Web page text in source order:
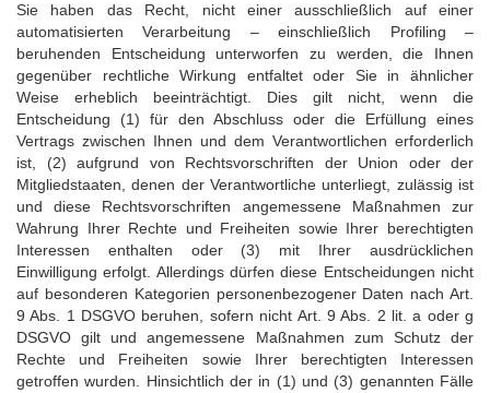
Sie haben das Recht, nicht einer ausschließlich auf einer
automatisierten Verarbeitung – einschließlich Profiling –
beruhenden Entscheidung unterworfen zu werden, die Ihnen
gegenüber rechtliche Wirkung entfaltet oder Sie in ähnlicher
Weise erheblich beeinträchtigt. Dies gilt nicht, wenn die
Entscheidung (1) für den Abschluss oder die Erfüllung eines
Vertrags zwischen Ihnen und dem Verantwortlichen erforderlich
ist, (2) aufgrund von Rechtsvorschriften der Union oder der
Mitgliedstaaten, denen der Verantwortliche unterliegt, zulässig ist
und diese Rechtsvorschriften angemessene Maßnahmen zur
Wahrung Ihrer Rechte und Freiheiten sowie Ihrer berechtigten
Interessen enthalten oder (3) mit Ihrer ausdrücklichen
Einwilligung erfolgt. Allerdings dürfen diese Entscheidungen nicht
auf besonderen Kategorien personenbezogener Daten nach Art.
9 Abs. 1 DSGVO beruhen, sofern nicht Art. 9 Abs. 2 lit. a oder g
DSGVO gilt und angemessene Maßnahmen zum Schutz der
Rechte und Freiheiten sowie Ihrer berechtigten Interessen
getroffen wurden. Hinsichtlich der in (1) und (3) genannten Fälle